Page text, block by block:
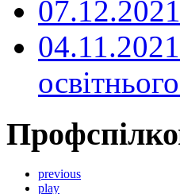
previous
play